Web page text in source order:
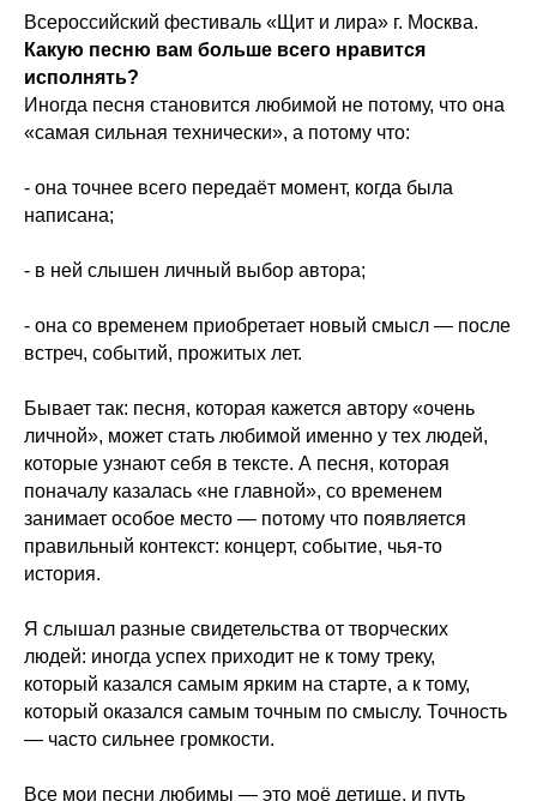
Всероссийский фестиваль «Щит и лира» г. Москва.
Какую песню вам больше всего нравится
исполнять?
Иногда песня становится любимой не потому, что она
«самая сильная технически», а потому что:
- она точнее всего передаёт момент, когда была
написана;
- в ней слышен личный выбор автора;
- она со временем приобретает новый смысл — после
встреч, событий, прожитых лет.
Бывает так: песня, которая кажется автору «очень
личной», может стать любимой именно у тех людей,
которые узнают себя в тексте. А песня, которая
поначалу казалась «не главной», со временем
занимает особое место — потому что появляется
правильный контекст: концерт, событие, чья-то
история.
Я слышал разные свидетельства от творческих
людей: иногда успех приходит не к тому треку,
который казался самым ярким на старте, а к тому,
который оказался самым точным по смыслу. Точность
— часто сильнее громкости.
Все мои песни любимы — это моё детище, и путь